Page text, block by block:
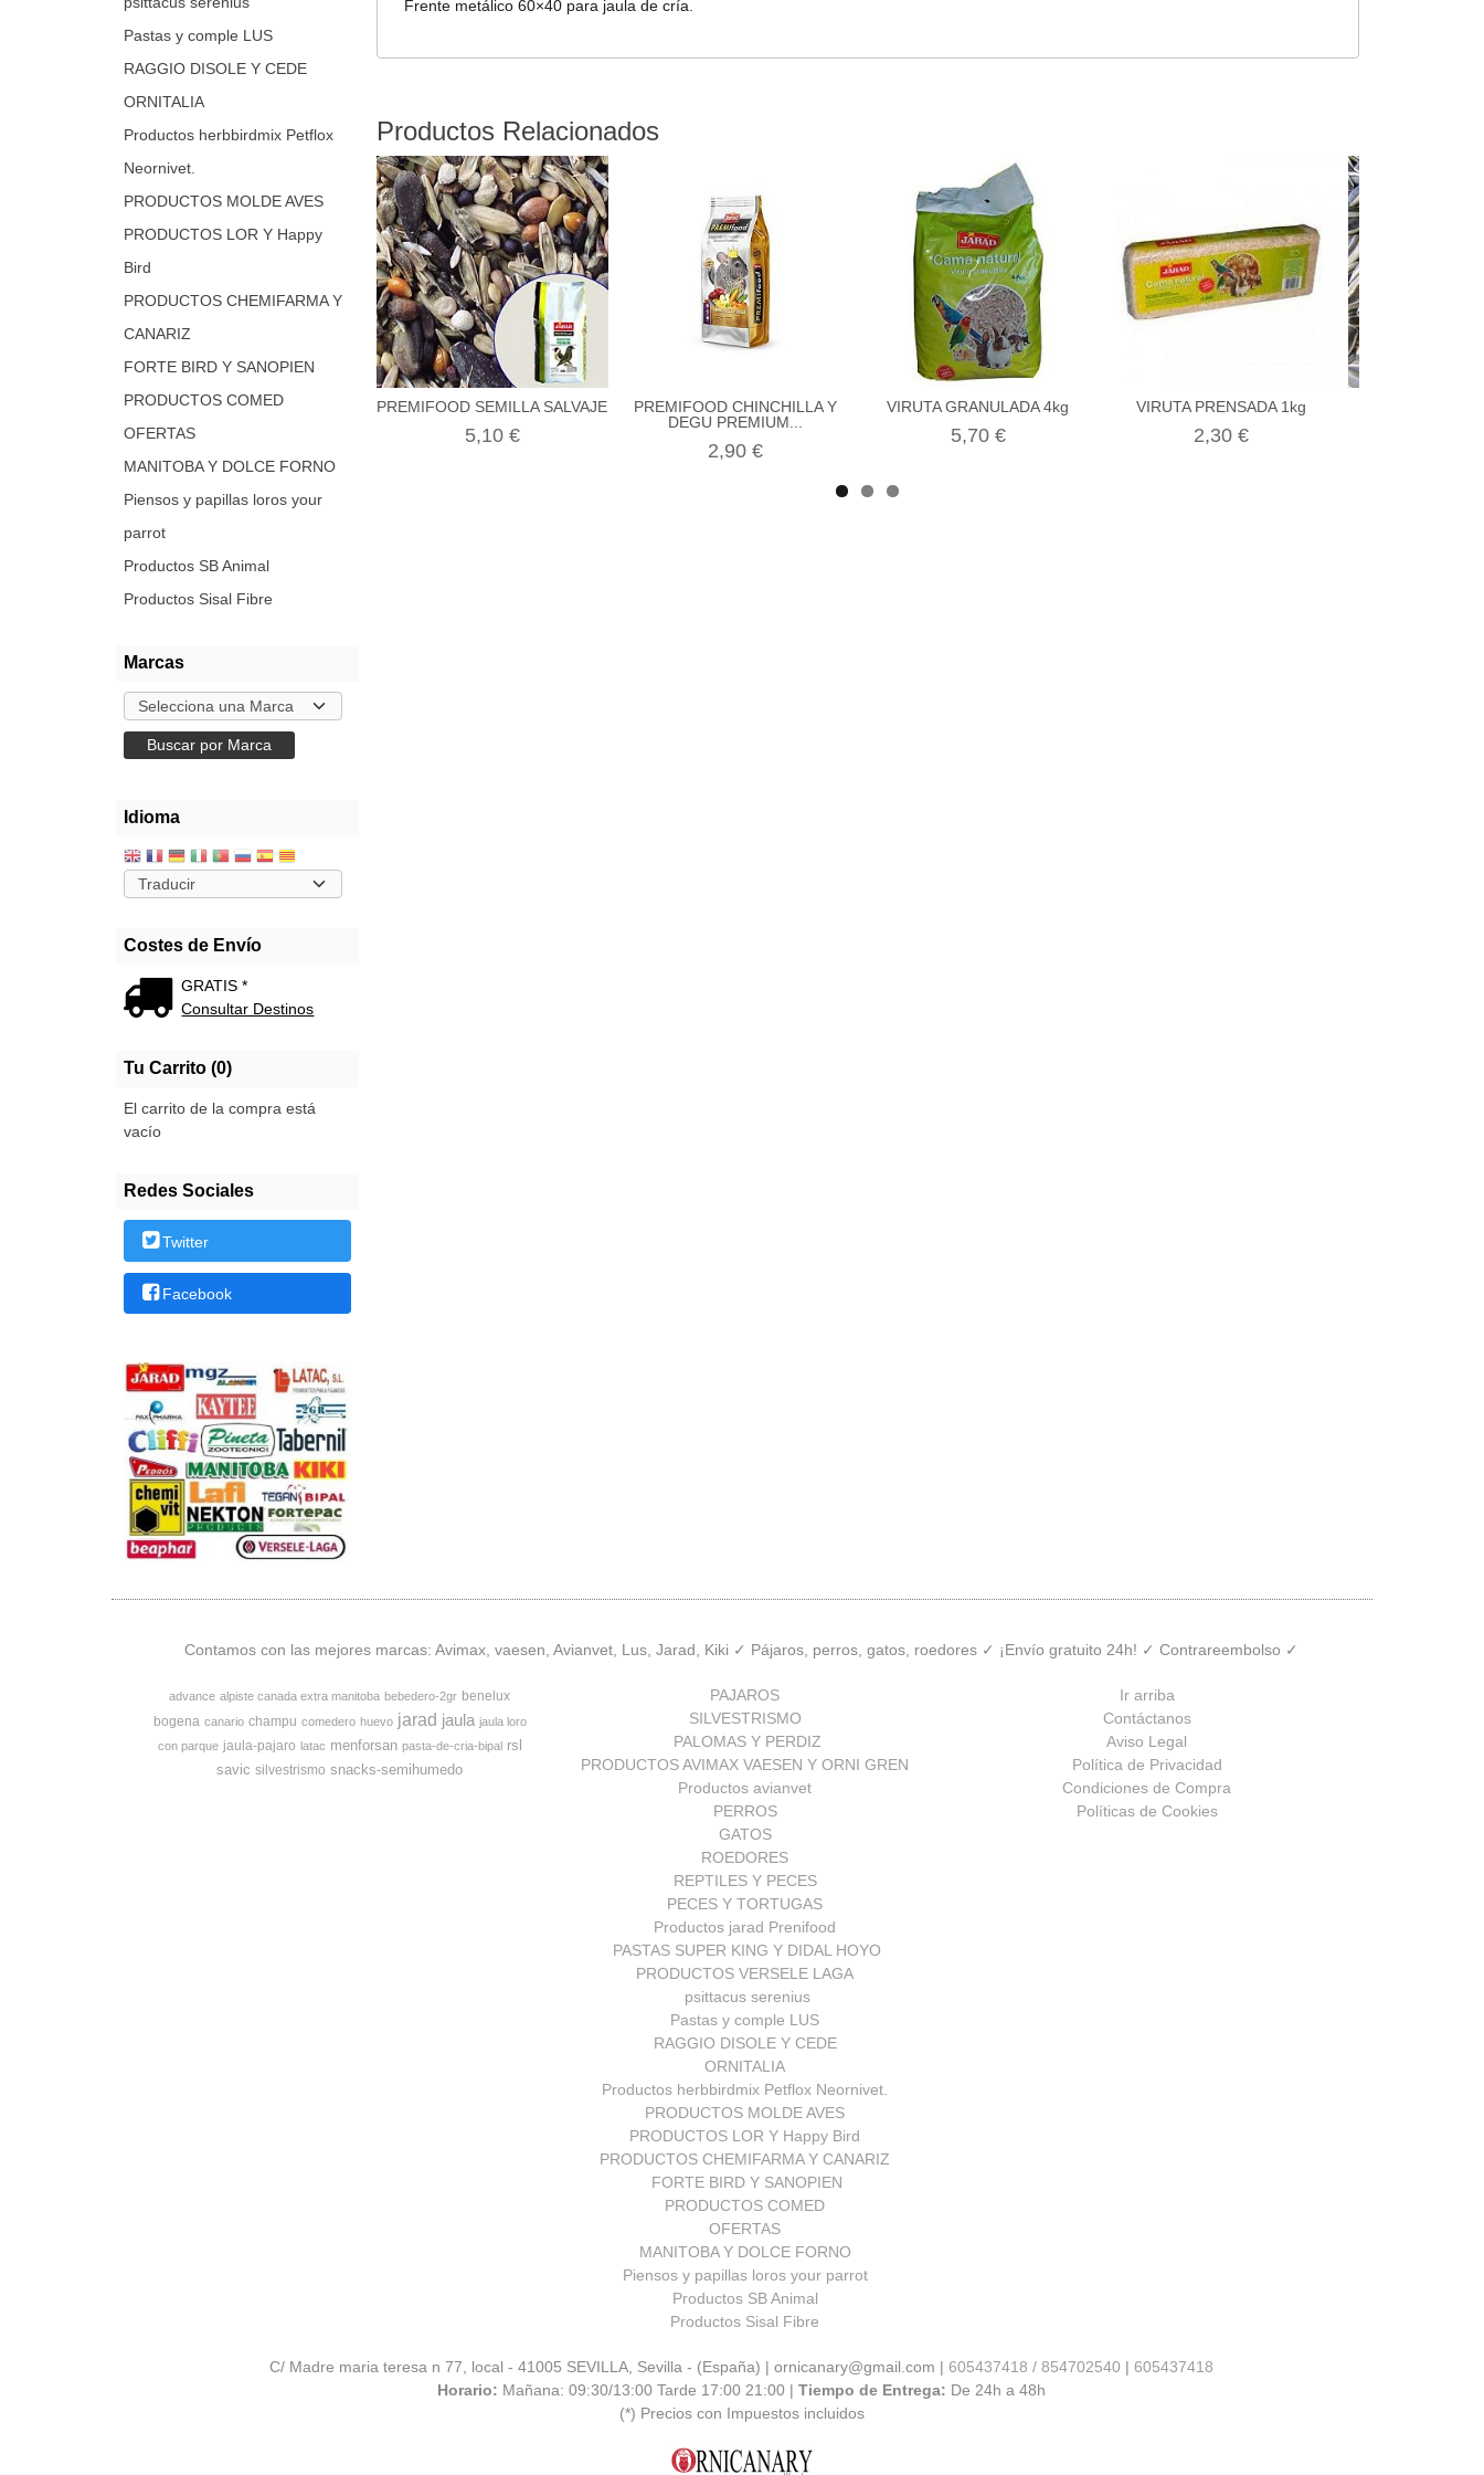
Pastas y comple LUS
RAGGIO DISOLE Y CEDE
ORNITALIA
Productos herbbirdmix Petflox
Neornivet.
PRODUCTOS MOLDE AVES
PRODUCTOS LOR Y Happy
Bird
PRODUCTOS CHEMIFARMA Y
CANARIZ
FORTE BIRD Y SANOPIEN
PRODUCTOS COMED
OFERTAS
MANITOBA Y DOLCE FORNO
Piensos y papillas loros your
parrot
Productos SB Animal
Productos Sisal Fibre
Marcas
Idioma
Costes de Envío
GRATIS *
Consultar Destinos
Tu Carrito (0)
El carrito de la compra está
vacío
Redes Sociales
Twitter
Facebook
Frente metálico 60×40 para jaula de cría.
Productos Relacionados
PREMIFOOD SEMILLA SALVAJE
5,10 €
PREMIFOOD CHINCHILLA Y
DEGU PREMIUM...
2,90 €
VIRUTA GRANULADA 4kg
5,70 €
VIRUTA PRENSADA 1kg
2,30 €
Contamos con las mejores marcas: Avimax, vaesen, Avianvet, Lus, Jarad, Kiki ✓ Pájaros, perros, gatos, roedores ✓ ¡Envío gratuito 24h! ✓ Contrareembolso ✓
advance alpiste canada extra manitoba bebedero-2gr benelux
bogena canario champu comedero huevo jarad jaula jaula loro
con parque jaula-pajaro latac menforsan pasta-de-cria-bipal rsl
savic silvestrismo snacks-semihumedo
PAJAROS
SILVESTRISMO
PALOMAS Y PERDIZ
PRODUCTOS AVIMAX VAESEN Y ORNI GREN
Productos avianvet
PERROS
GATOS
ROEDORES
REPTILES Y PECES
PECES Y TORTUGAS
Productos jarad Prenifood
PASTAS SUPER KING Y DIDAL HOYO
PRODUCTOS VERSELE LAGA
psittacus serenius
Pastas y comple LUS
RAGGIO DISOLE Y CEDE
ORNITALIA
Productos herbbirdmix Petflox Neornivet.
PRODUCTOS MOLDE AVES
PRODUCTOS LOR Y Happy Bird
PRODUCTOS CHEMIFARMA Y CANARIZ
FORTE BIRD Y SANOPIEN
PRODUCTOS COMED
OFERTAS
MANITOBA Y DOLCE FORNO
Piensos y papillas loros your parrot
Productos SB Animal
Productos Sisal Fibre
Ir arriba
Contáctanos
Aviso Legal
Política de Privacidad
Condiciones de Compra
Políticas de Cookies
C/ Madre maria teresa n 77, local - 41005 SEVILLA, Sevilla - (España) | ornicanary@gmail.com |605437418 / 854702540 |605437418
Horario: Mañana: 09:30/13:00 Tarde 17:00 21:00 |Tiempo de Entrega: De 24h a 48h
(*) Precios con Impuestos incluidos